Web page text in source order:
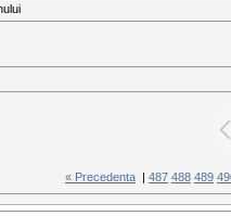
« Precedenta 487 488 489